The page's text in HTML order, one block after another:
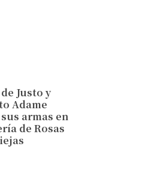
Justo y
Adame
armas en
de Rosas